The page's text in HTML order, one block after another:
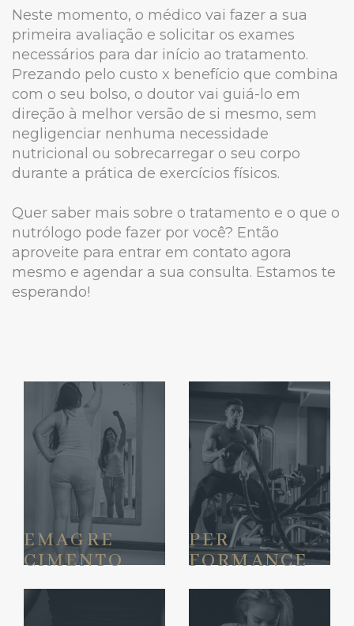
Neste momento, o médico vai fazer a sua
primeira avaliação e solicitar os exames
necessários para dar início ao tratamento.
Prezando pelo custo x benefício que combina
com o seu bolso, o doutor vai guiá-lo em
direção à melhor versão de si mesmo, sem
negligenciar nenhuma necessidade
nutricional ou sobrecarregar o seu corpo
durante a prática de exercícios físicos.
Quer saber mais sobre o tratamento e o que o
nutrólogo pode fazer por você? Então
aproveite para entrar em contato agora
mesmo e agendar a sua consulta. Estamos te
esperando!
EMAGRE
CIMENTO
PER
FORMANCE